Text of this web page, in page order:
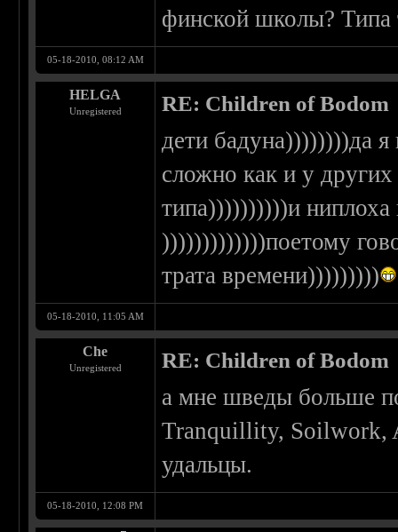
финской школы? Типа
05-18-2010, 08:12 AM
HELGA
Unregistered RE: Children of Bodom
дети бадуна))))))))да
сложно как и у
типа))))))))))и ниплоха
)))))))))))))поетому
трата времени)))))))))
05-18-2010, 11:05 AM
Che
Unregistered RE: Children of Bodom
а мне шведы больше
Tranquillity, Soilwork,
удальцы.
05-18-2010, 12:08 PM